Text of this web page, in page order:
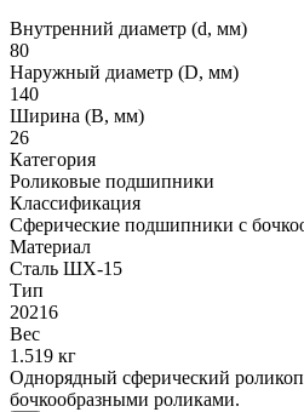
Внутренний диаметр (d, мм)
80
Наружный диаметр (D, мм)
140
Ширина (B, мм)
26
Категория
Роликовые подшипники
Классификация
Сферические подшипники с
Материал
Сталь ШХ-15
Тип
20216
Вес
1.519 кг
Однорядный сферический
бочкообразными роликами.